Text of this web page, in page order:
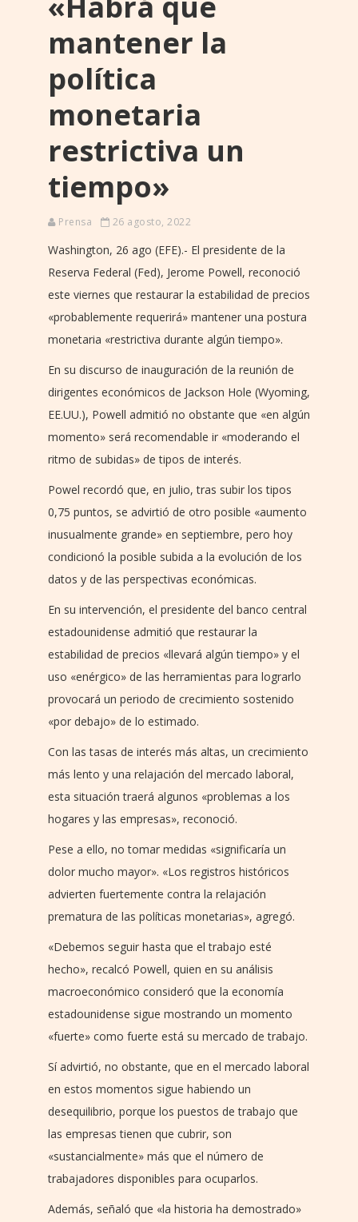
mantener la
política
monetaria
restrictiva un
tiempo»
Prensa 26 agosto, 2022
Washington, 26 ago (EFE).- El presidente de la
Reserva Federal (Fed), Jerome Powell, reconoció
este viernes que restaurar la estabilidad de precios
«probablemente requerirá» mantener una postura
monetaria «restrictiva durante algún tiempo».
En su discurso de inauguración de la reunión de
dirigentes económicos de Jackson Hole (Wyoming,
EE.UU.), Powell admitió no obstante que «en algún
momento» será recomendable ir «moderando el
ritmo de subidas» de tipos de interés.
Powel recordó que, en julio, tras subir los tipos
0,75 puntos, se advirtió de otro posible «aumento
inusualmente grande» en septiembre, pero hoy
condicionó la posible subida a la evolución de los
datos y de las perspectivas económicas.
En su intervención, el presidente del banco central
estadounidense admitió que restaurar la
estabilidad de precios «llevará algún tiempo» y el
uso «enérgico» de las herramientas para lograrlo
provocará un periodo de crecimiento sostenido
«por debajo» de lo estimado.
Con las tasas de interés más altas, un crecimiento
más lento y una relajación del mercado laboral,
esta situación traerá algunos «problemas a los
hogares y las empresas», reconoció.
Pese a ello, no tomar medidas «significaría un
dolor mucho mayor». «Los registros históricos
advierten fuertemente contra la relajación
prematura de las políticas monetarias», agregó.
«Debemos seguir hasta que el trabajo esté
hecho», recalcó Powell, quien en su análisis
macroeconómico consideró que la economía
estadounidense sigue mostrando un momento
«fuerte» como fuerte está su mercado de trabajo.
Sí advirtió, no obstante, que en el mercado laboral
en estos momentos sigue habiendo un
desequilibrio, porque los puestos de trabajo que
las empresas tienen que cubrir, son
«sustancialmente» más que el número de
trabajadores disponibles para ocuparlos.
Además, señaló que «la historia ha demostrado»